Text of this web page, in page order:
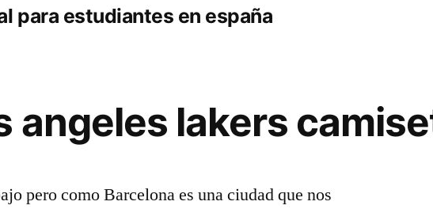
para estudiantes en españa
angeles lakers
pero como Barcelona es una ciudad que nos